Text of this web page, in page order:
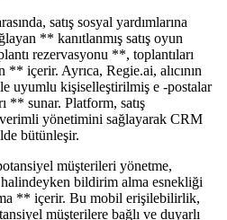
satış sosyal yardımlarına
** kanıtlanmış satış oyun
rezervasyonu **, toplantıları
içerir. Ayrıca, Regie.ai, alıcının
uyumlu kişiselleştirilmiş e -postalar
** sunar. Platform, satış
yönetimini sağlayarak CRM
bütünleşir.
müşterileri yönetme,
bildirim alma esnekliği
** içerir. Bu mobil erişilebilirlik,
müşterilere bağlı ve duyarlı